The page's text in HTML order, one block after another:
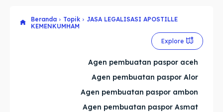
Explore our destinations
Explore our destinations
Beranda Topik
JASA LEGALISASI APOSTILLE
KEMENKUMHAM
Explore
Agen pembuatan paspor aceh
Agen pembuatan paspor Alor
Agen pembuatan paspor ambon
Agen pembuatan paspor Asmat